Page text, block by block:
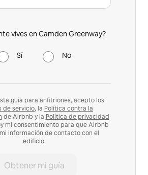
vives en Camden Greenway?
Sí No
guía para anfitriones, acepto los
de servicio, la Política contra la
de Airbnb y la Política de privacidad
mi consentimiento para que Airbnb
información de contacto con el
edificio.
Obtener mi guía